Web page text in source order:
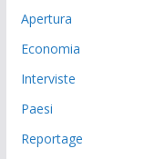
Apertura
Economia
Interviste
Paesi
Reportage